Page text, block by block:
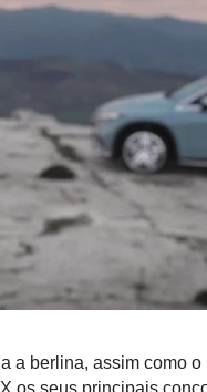
a berlina, assim como o